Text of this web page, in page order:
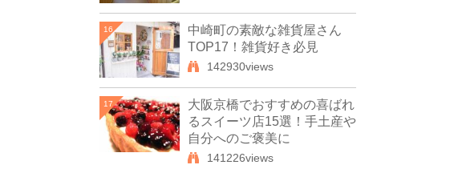
16
中崎町の素敵な雑貨屋さん
TOP17！雑貨好き必見
142930views
17
大阪京橋でおすすめの喜ばれ
るスイーツ店15選！手土産や
自分へのご褒美に
141226views